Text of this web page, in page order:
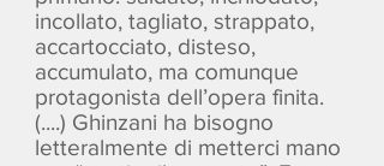
incollato, tagliato, strappato,
accartocciato, disteso,
accumulato, ma comunque
protagonista dell’opera finita.
(....) Ghinzani ha bisogno
letteralmente di metterci mano